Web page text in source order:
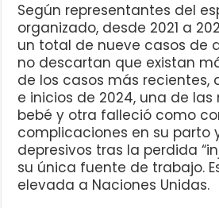
Según representantes del
organizado, desde 2021 a
un total de nueve casos de
no descartan que existan
de los casos más recientes,
e inicios de 2024, una de
bebé y otra falleció como
complicaciones en su parto
depresivos tras la perdida
su única fuente de trabajo.
elevada a Naciones Unidas.